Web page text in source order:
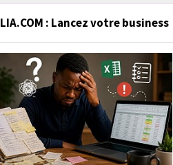
: Lancez votre business